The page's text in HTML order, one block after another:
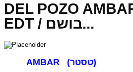
DEL POZO
EDT / בושם...
AMBAR (טסטר)